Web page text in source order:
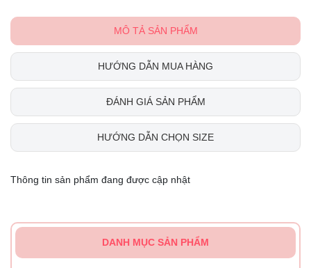
MÔ TẢ SẢN PHẨM
HƯỚNG DẪN MUA HÀNG
ĐÁNH GIÁ SẢN PHẨM
HƯỚNG DẪN CHỌN SIZE
Thông tin sản phẩm đang được cập nhật
DANH MỤC SẢN PHẨM